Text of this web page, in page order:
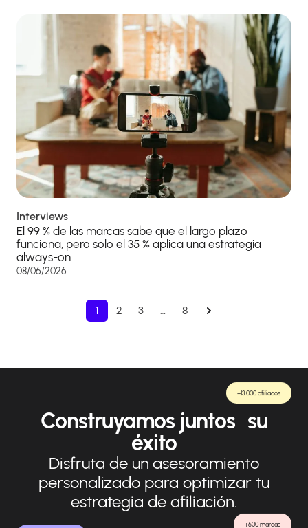
Interviews
El 99 % de las marcas sabe que el largo plazo
funciona, pero solo el 35 % aplica una estrategia
always-on
08/06/2026
1 2 3 … 8
+600 marcas
+13.000 afiliados
Construyamos juntos su
éxito
Disfruta de un asesoramiento
personalizado para optimizar tu
estrategia de afiliación.